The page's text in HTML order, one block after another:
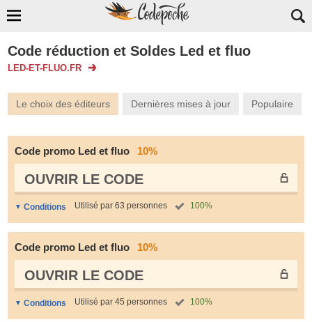
Code réduction et Soldes Led et fluo
LED-ET-FLUO.FR
Le choix des éditeurs Dernières mises à jour Populaire
Code promo Led et fluo 10%
OUVRIR LE СODE
Conditions Utilisé par 63 personnes 100%
Code promo Led et fluo 10%
OUVRIR LE СODE
Conditions Utilisé par 45 personnes 100%